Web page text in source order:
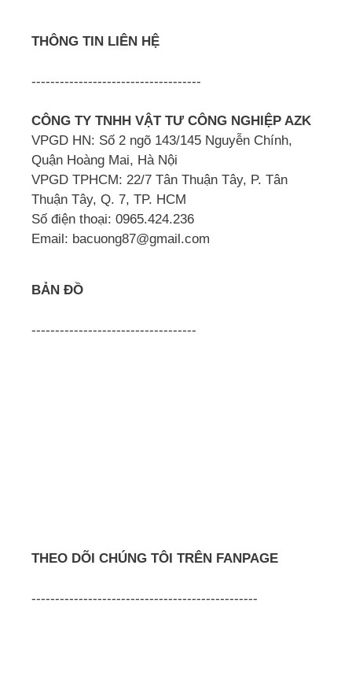
THÔNG TIN LIÊN HỆ
------------------------------------
CÔNG TY TNHH VẬT TƯ CÔNG NGHIỆP AZK
VPGD HN: Số 2 ngõ 143/145 Nguyễn Chính,
Quận Hoàng Mai, Hà Nội
VPGD TPHCM: 22/7 Tân Thuận Tây, P. Tân
Thuận Tây, Q. 7, TP. HCM
Số điện thoại: 0965.424.236
Email: bacuong87@gmail.com
BẢN ĐỒ
-----------------------------------
THEO DÕI CHÚNG TÔI TRÊN FANPAGE
------------------------------------------------